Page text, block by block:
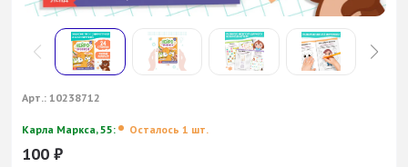
Арт.: 10238712
Карла Маркса, 55: Осталось 1 шт.
100 ₽